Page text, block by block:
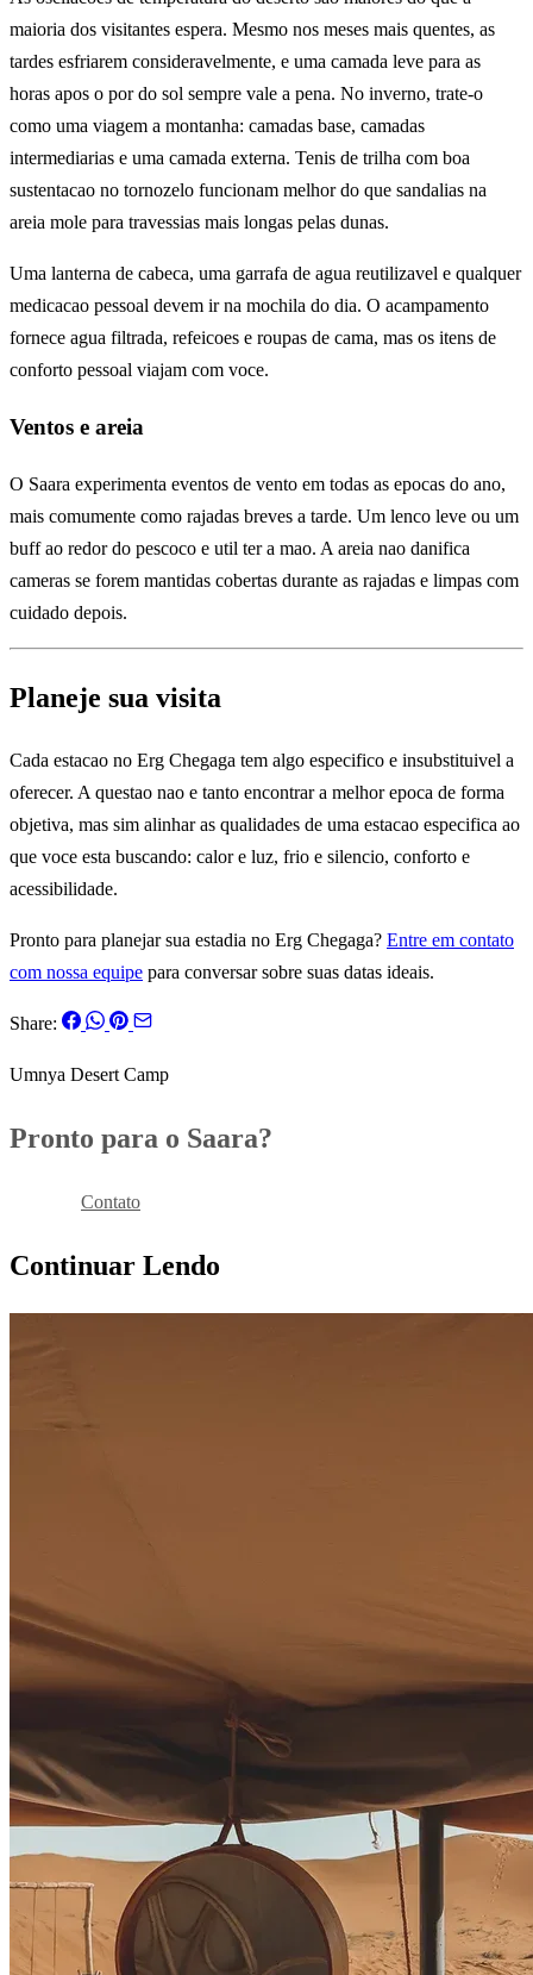
maioria dos visitantes espera. Mesmo nos meses mais quentes, as
tardes esfriarem consideravelmente, e uma camada leve para as
horas apos o por do sol sempre vale a pena. No inverno, trate-o
como uma viagem a montanha: camadas base, camadas
intermediarias e uma camada externa. Tenis de trilha com boa
sustentacao no tornozelo funcionam melhor do que sandalias na
areia mole para travessias mais longas pelas dunas.
Uma lanterna de cabeca, uma garrafa de agua reutilizavel e qualquer
medicacao pessoal devem ir na mochila do dia. O acampamento
fornece agua filtrada, refeicoes e roupas de cama, mas os itens de
conforto pessoal viajam com voce.
Ventos e areia
O Saara experimenta eventos de vento em todas as epocas do ano,
mais comumente como rajadas breves a tarde. Um lenco leve ou um
buff ao redor do pescoco e util ter a mao. A areia nao danifica
cameras se forem mantidas cobertas durante as rajadas e limpas com
cuidado depois.
Planeje sua visita
Cada estacao no Erg Chegaga tem algo especifico e insubstituivel a
oferecer. A questao nao e tanto encontrar a melhor epoca de forma
objetiva, mas sim alinhar as qualidades de uma estacao especifica ao
que voce esta buscando: calor e luz, frio e silencio, conforto e
acessibilidade.
Pronto para planejar sua estadia no Erg Chegaga? Entre em contato
com nossa equipe para conversar sobre suas datas ideais.
Share:
Umnya Desert Camp
Pronto para o Saara?
Contato
Continuar Lendo